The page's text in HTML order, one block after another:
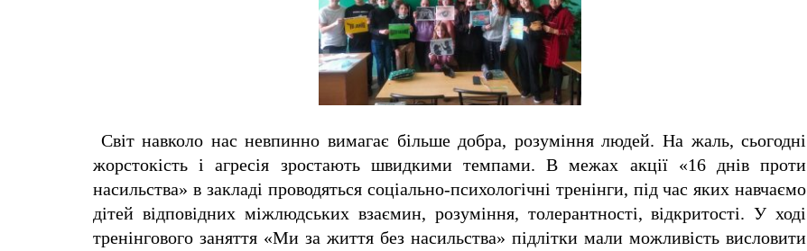
Світ навколо нас невпинно вимагає більше добра, розуміння людей. На жаль, сьогодні
жорстокість і агресія зростають швидкими темпами. В межах акції «16 днів проти
насильства» в закладі проводяться соціально-психологічні тренінги, під час яких навчаємо
дітей відповідних міжлюдських взаємин, розуміння, толерантності, відкритості. У ході
тренінгового заняття «Ми за життя без насильства» підлітки мали можливість висловити